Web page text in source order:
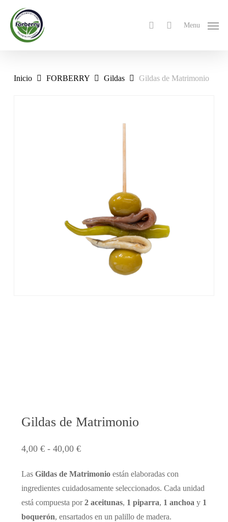
main
search Menu
Inicio FORBERRY Gildas Gildas de Matrimonio
Gildas de Matrimonio
4,00 € - 40,00 €Rango
precios:
desde
4,00 €
hasta
Las Gildas de Matrimonioestán elaboradas con
ingredientes cuidadosamente seleccionados. Cada unidad
está compuesta por2 aceitunas, 1 piparra, 1 anchoa y 1
boquerón, ensartados en un palillo de madera.